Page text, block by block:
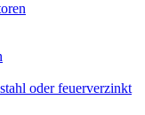
oder feuerverzinkt